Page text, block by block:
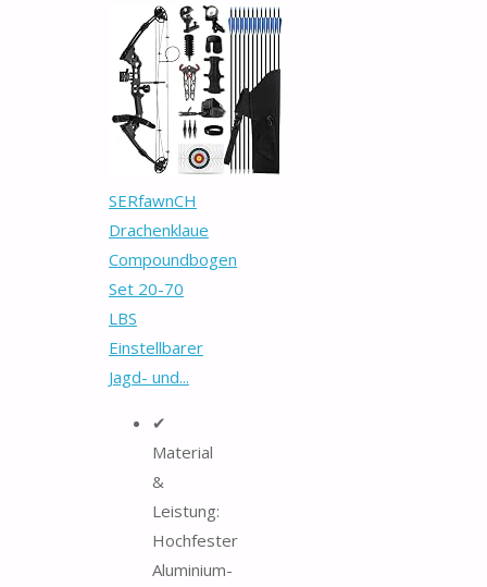
SERfawnCH
Drachenklaue
Compoundbogen
Set 20-70
LBS
Einstellbarer
Jagd- und...
✔
Material
&
Leistung:
Hochfester
Aluminium-